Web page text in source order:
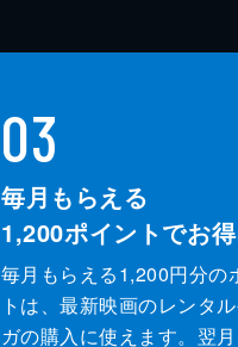
03
毎月もらえる
1,200ポイントでお得
毎月もらえる1,200円分の
トは、最新映画のレンタ
ガの購入に使えます。翌